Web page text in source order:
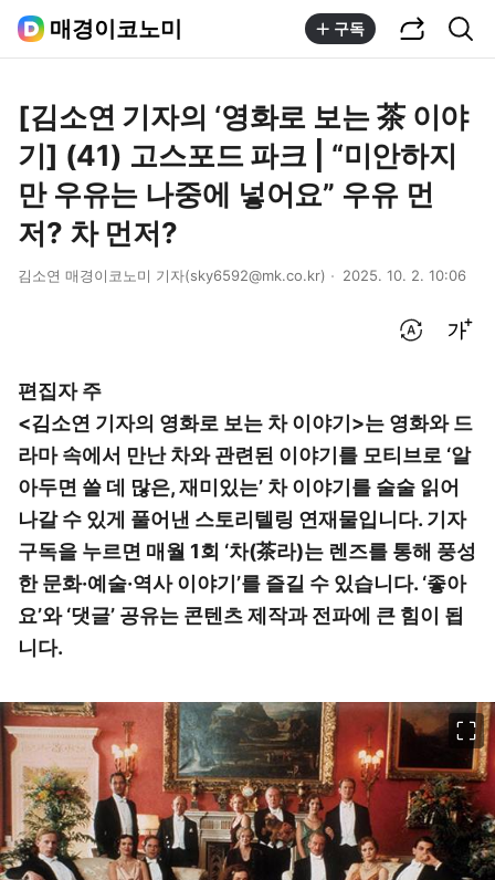
매경이코노미 구독
[김소연 기자의 ‘영화로 보는 茶 이야
기] (41) 고스포드 파크 | “미안하지
만 우유는 나중에 넣어요” 우유 먼
저? 차 먼저?
김소연 매경이코노미 기자(sky6592@mk.co.kr) 2025. 10. 2. 10:06
편집자 주
<김소연 기자의 영화로 보는 차 이야기>는 영화와 드
라마 속에서 만난 차와 관련된 이야기를 모티브로 ‘알
아두면 쓸 데 많은, 재미있는’ 차 이야기를 술술 읽어
나갈 수 있게 풀어낸 스토리텔링 연재물입니다. 기자
구독을 누르면 매월 1회 ‘차(茶라)는 렌즈를 통해 풍성
한 문화·예술·역사 이야기’를 즐길 수 있습니다. ‘좋아
요’와 ‘댓글’ 공유는 콘텐츠 제작과 전파에 큰 힘이 됩
니다.